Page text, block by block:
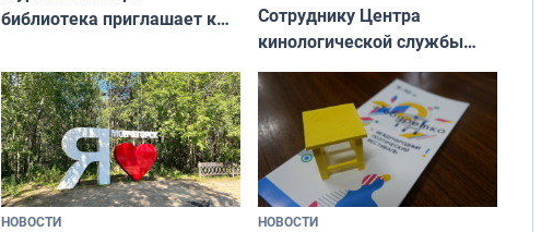
библиотека приглашает к
и фотографов
Сотруднику Центра
кинологической службы
ищут новый дом
НОВОСТИ НОВОСТИ